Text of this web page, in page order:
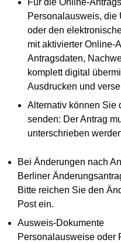
Für die Online-
Personalausweis, die
oder den
mit aktivierter Online-
Antragsdaten,
komplett digital
Ausdrucken und
Alternativ können Sie
senden: Der Antrag
unterschrieben
Bei Änderungen nach
Berliner
Bitte reichen Sie den
Post ein.
Ausweis-Dokumente
Personalausweise oder